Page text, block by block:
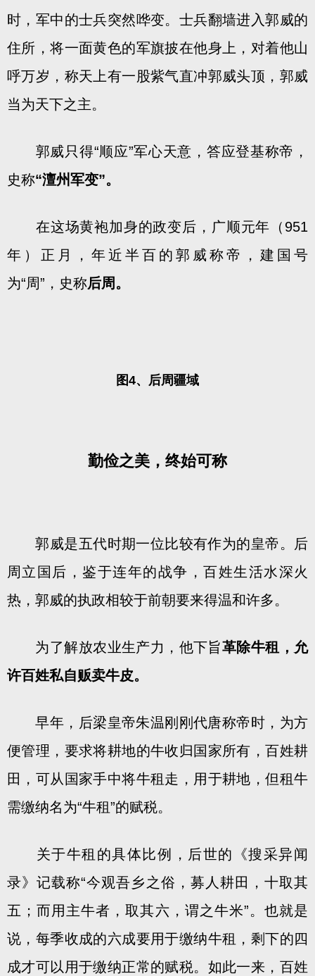
时，军中的士兵突然哗变。士兵翻墙进入郭威的
住所，将一面黄色的军旗披在他身上，对着他山
呼万岁，称天上有一股紫气直冲郭威头顶，郭威
当为天下之主。
郭威只得“顺应”军心天意，答应登基称帝，
史称“澶州军变”。
在这场黄袍加身的政变后，广顺元年（951
年）正月，年近半百的郭威称帝，建国号
为“周”，史称后周。
图4、后周疆域
勤俭之美，终始可称
郭威是五代时期一位比较有作为的皇帝。后
周立国后，鉴于连年的战争，百姓生活水深火
热，郭威的执政相较于前朝要来得温和许多。
为了解放农业生产力，他下旨革除牛租，允
许百姓私自贩卖牛皮。
早年，后梁皇帝朱温刚刚代唐称帝时，为方
便管理，要求将耕地的牛收归国家所有，百姓耕
田，可从国家手中将牛租走，用于耕地，但租牛
需缴纳名为“牛租”的赋税。
关于牛租的具体比例，后世的《搜采异闻
录》记载称“今观吾乡之俗，募人耕田，十取其
五；而用主牛者，取其六，谓之牛米”。也就是
说，每季收成的六成要用于缴纳牛租，剩下的四
成才可以用于缴纳正常的赋税。如此一来，百姓